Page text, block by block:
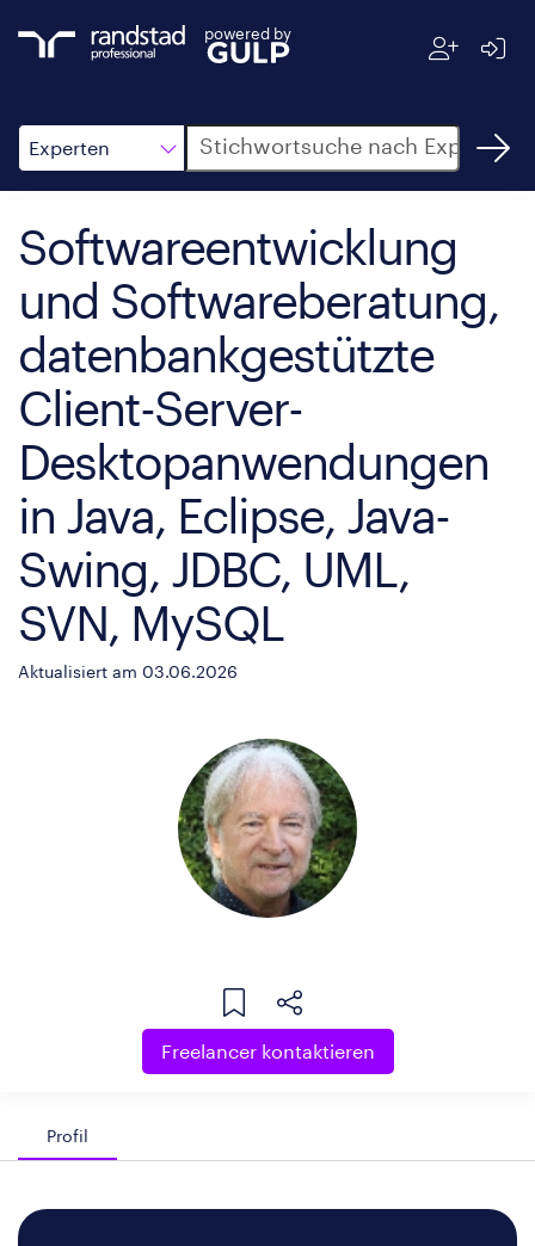
powered by
Experten
Suche
Softwareentwicklung
und Softwareberatung,
datenbankgestützte
Client-Server-
Desktopanwendungen
in Java, Eclipse, Java-
Swing, JDBC, UML,
SVN, MySQL
Aktualisiert am 03.06.2026
Freelancer kontaktieren
Profil